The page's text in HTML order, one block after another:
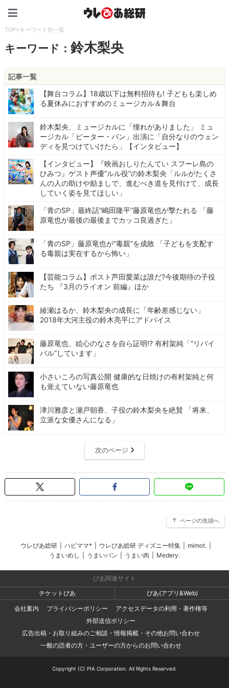
TOP>キーワード別一覧
キーワード：鈴木梨央
記事一覧
【舞台コラム】18歳以下は無料招待も! 子どもも楽しめ
る夏休みにおすすめのミュージカル＆舞台
鈴木梨央、ミュージカルに「憧れがありました」 ミュ
ージカル「ピーター・パン」出演に「自分なりのウェン
ディを見つけていけたら」【インタビュー】
【インタビュー】『映画おしりたんてい スフーレ島の
ひみつ』ゲスト声優“ルル役”の鈴木梨央「ルルがたくさ
んの人の助けや励ましで、進むべき道を見付けて、成長
していく姿を見てほしい」
「青のSP」最終話“嶋田隆平”藤原竜也が撃たれる 「藤
原竜也が最後の最後までカッコ良過ぎた」
「青のSP」藤原竜也が“毒親”を成敗 「子どもを支配す
る毒親は実在するから怖い」
【芸能コラム】ポスト芦田愛菜は誰だ?今後期待の子役
たち 『3月のライオン 前編』ほか
綾瀬はるか、鈴木梨央の成長に「年齢差感じない」
2018年大河主役の鈴木亮平にアドバイス
藤原竜也、絵心のなさを自ら証明!? 有村架純「“リバイ
バル”しています」
小さいころの写真公開 健康的な日焼けの有村架純と何
も覚えていない藤原竜也
津川雅彦と瀬戸朝香、子役の鈴木梨央を絶賛 「将来、
立派な女優さんになる」
次のページ
ページの先頭へ
ウレぴあ総研 ハピママ* ウレぴあ総研 ディズニー特集 mimot.
うまいめし
うまいパン うまい肉 Medery.
ぴあ関連サイト
チケットぴあ
ぴあ(アプリ&Web)
会社案内
プライバシーポリシー
アクセスデータの利用・著作権等
外部送信ポリシー
広告出稿・お取り組みのご相談・情報掲載・その他お問い合わせ
一般の読者の方・ユーザーの方からのお問い合わせ
Copyright (C) PIA Corporation. All Rights Reserved.